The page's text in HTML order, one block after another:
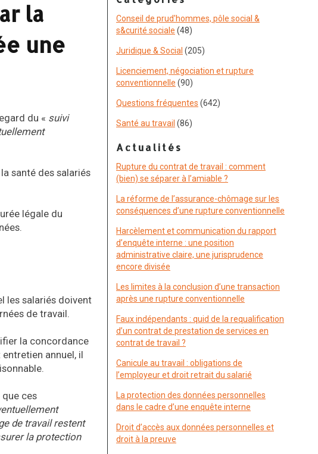
la
une
du « suivi
santé des salariés
légale du
les salariés doivent
de travail.
la concordance
annuel, il
ces
de travail restent
la protection
Conseil de prud'hommes, pôle social &
s&curité sociale (48)
Juridique & Social (205)
Licenciement, négociation et rupture
conventionnelle (90)
Questions fréquentes (642)
Santé au travail (86)
Actualités
Rupture du contrat de travail : comment
(bien) se séparer à l’amiable ?
La réforme de l’assurance-chômage sur les
conséquences d’une rupture conventionnelle
Harcèlement et communication du rapport
d’enquête interne : une position
administrative claire, une jurisprudence
encore divisée
Les limites à la conclusion d’une transaction
après une rupture conventionnelle
Faux indépendants : quid de la requalification
d’un contrat de prestation de services en
contrat de travail ?
Canicule au travail : obligations de
l’employeur et droit retrait du salarié
La protection des données personnelles
dans le cadre d’une enquête interne
Droit d’accès aux données personnelles et
droit à la preuve